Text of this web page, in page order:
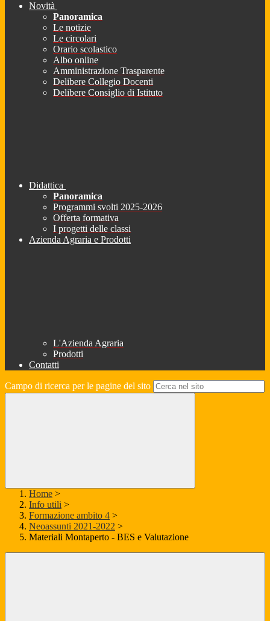
Novità
Panoramica
Le notizie
Le circolari
Orario scolastico
Albo online
Amministrazione Trasparente
Delibere Collegio Docenti
Delibere Consiglio di Istituto
Didattica
Panoramica
Programmi svolti 2025-2026
Offerta formativa
I progetti delle classi
Azienda Agraria e Prodotti
L'Azienda Agraria
Prodotti
Contatti
Campo di ricerca per le pagine del sito
Home >
Info utili >
Formazione ambito 4 >
Neoassunti 2021-2022 >
Materiali Montaperto - BES e Valutazione